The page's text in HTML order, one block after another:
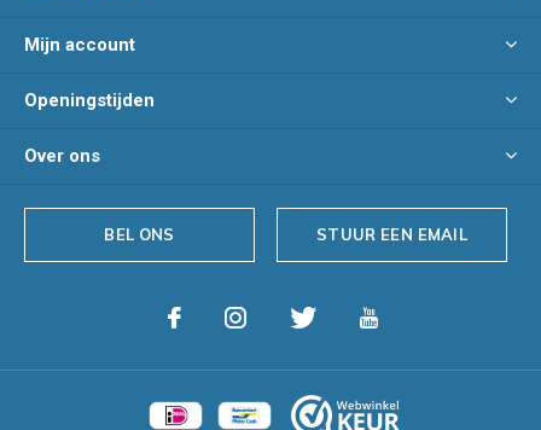
Mijn account
Openingstijden
Over ons
BEL ONS STUUR EEN EMAIL